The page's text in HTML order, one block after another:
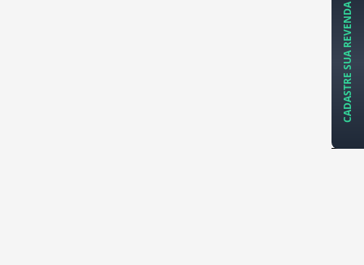
CADASTRE SUA REVENDA